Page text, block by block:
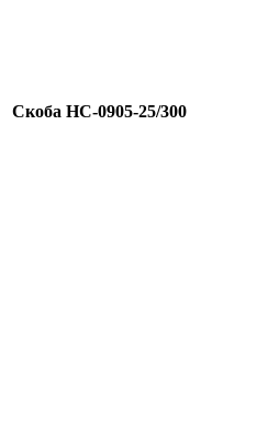
Скоба HC-0905-25/300